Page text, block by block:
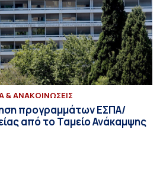
& ΑΝΑΚΟΙΝΩΣΕΙΣ
προγραμμάτων ΕΣΠΑ/
από το Ταμείο Ανάκαμψης